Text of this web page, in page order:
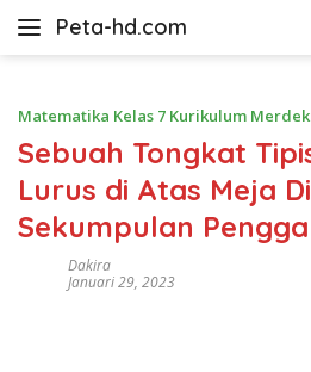
Peta-hd.com
Kumpulan
HD
Matematika Kelas 7 Kurikulum
Sebuah Tongkat
Lurus di Atas Meja
Sekumpulan
Dakira
Januari 29, 2023